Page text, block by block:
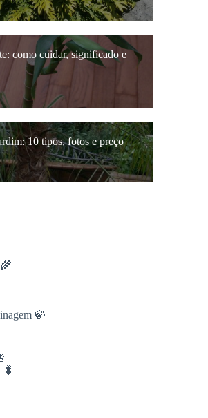
como cuidar, significado e
10 tipos, fotos e preço
🍃